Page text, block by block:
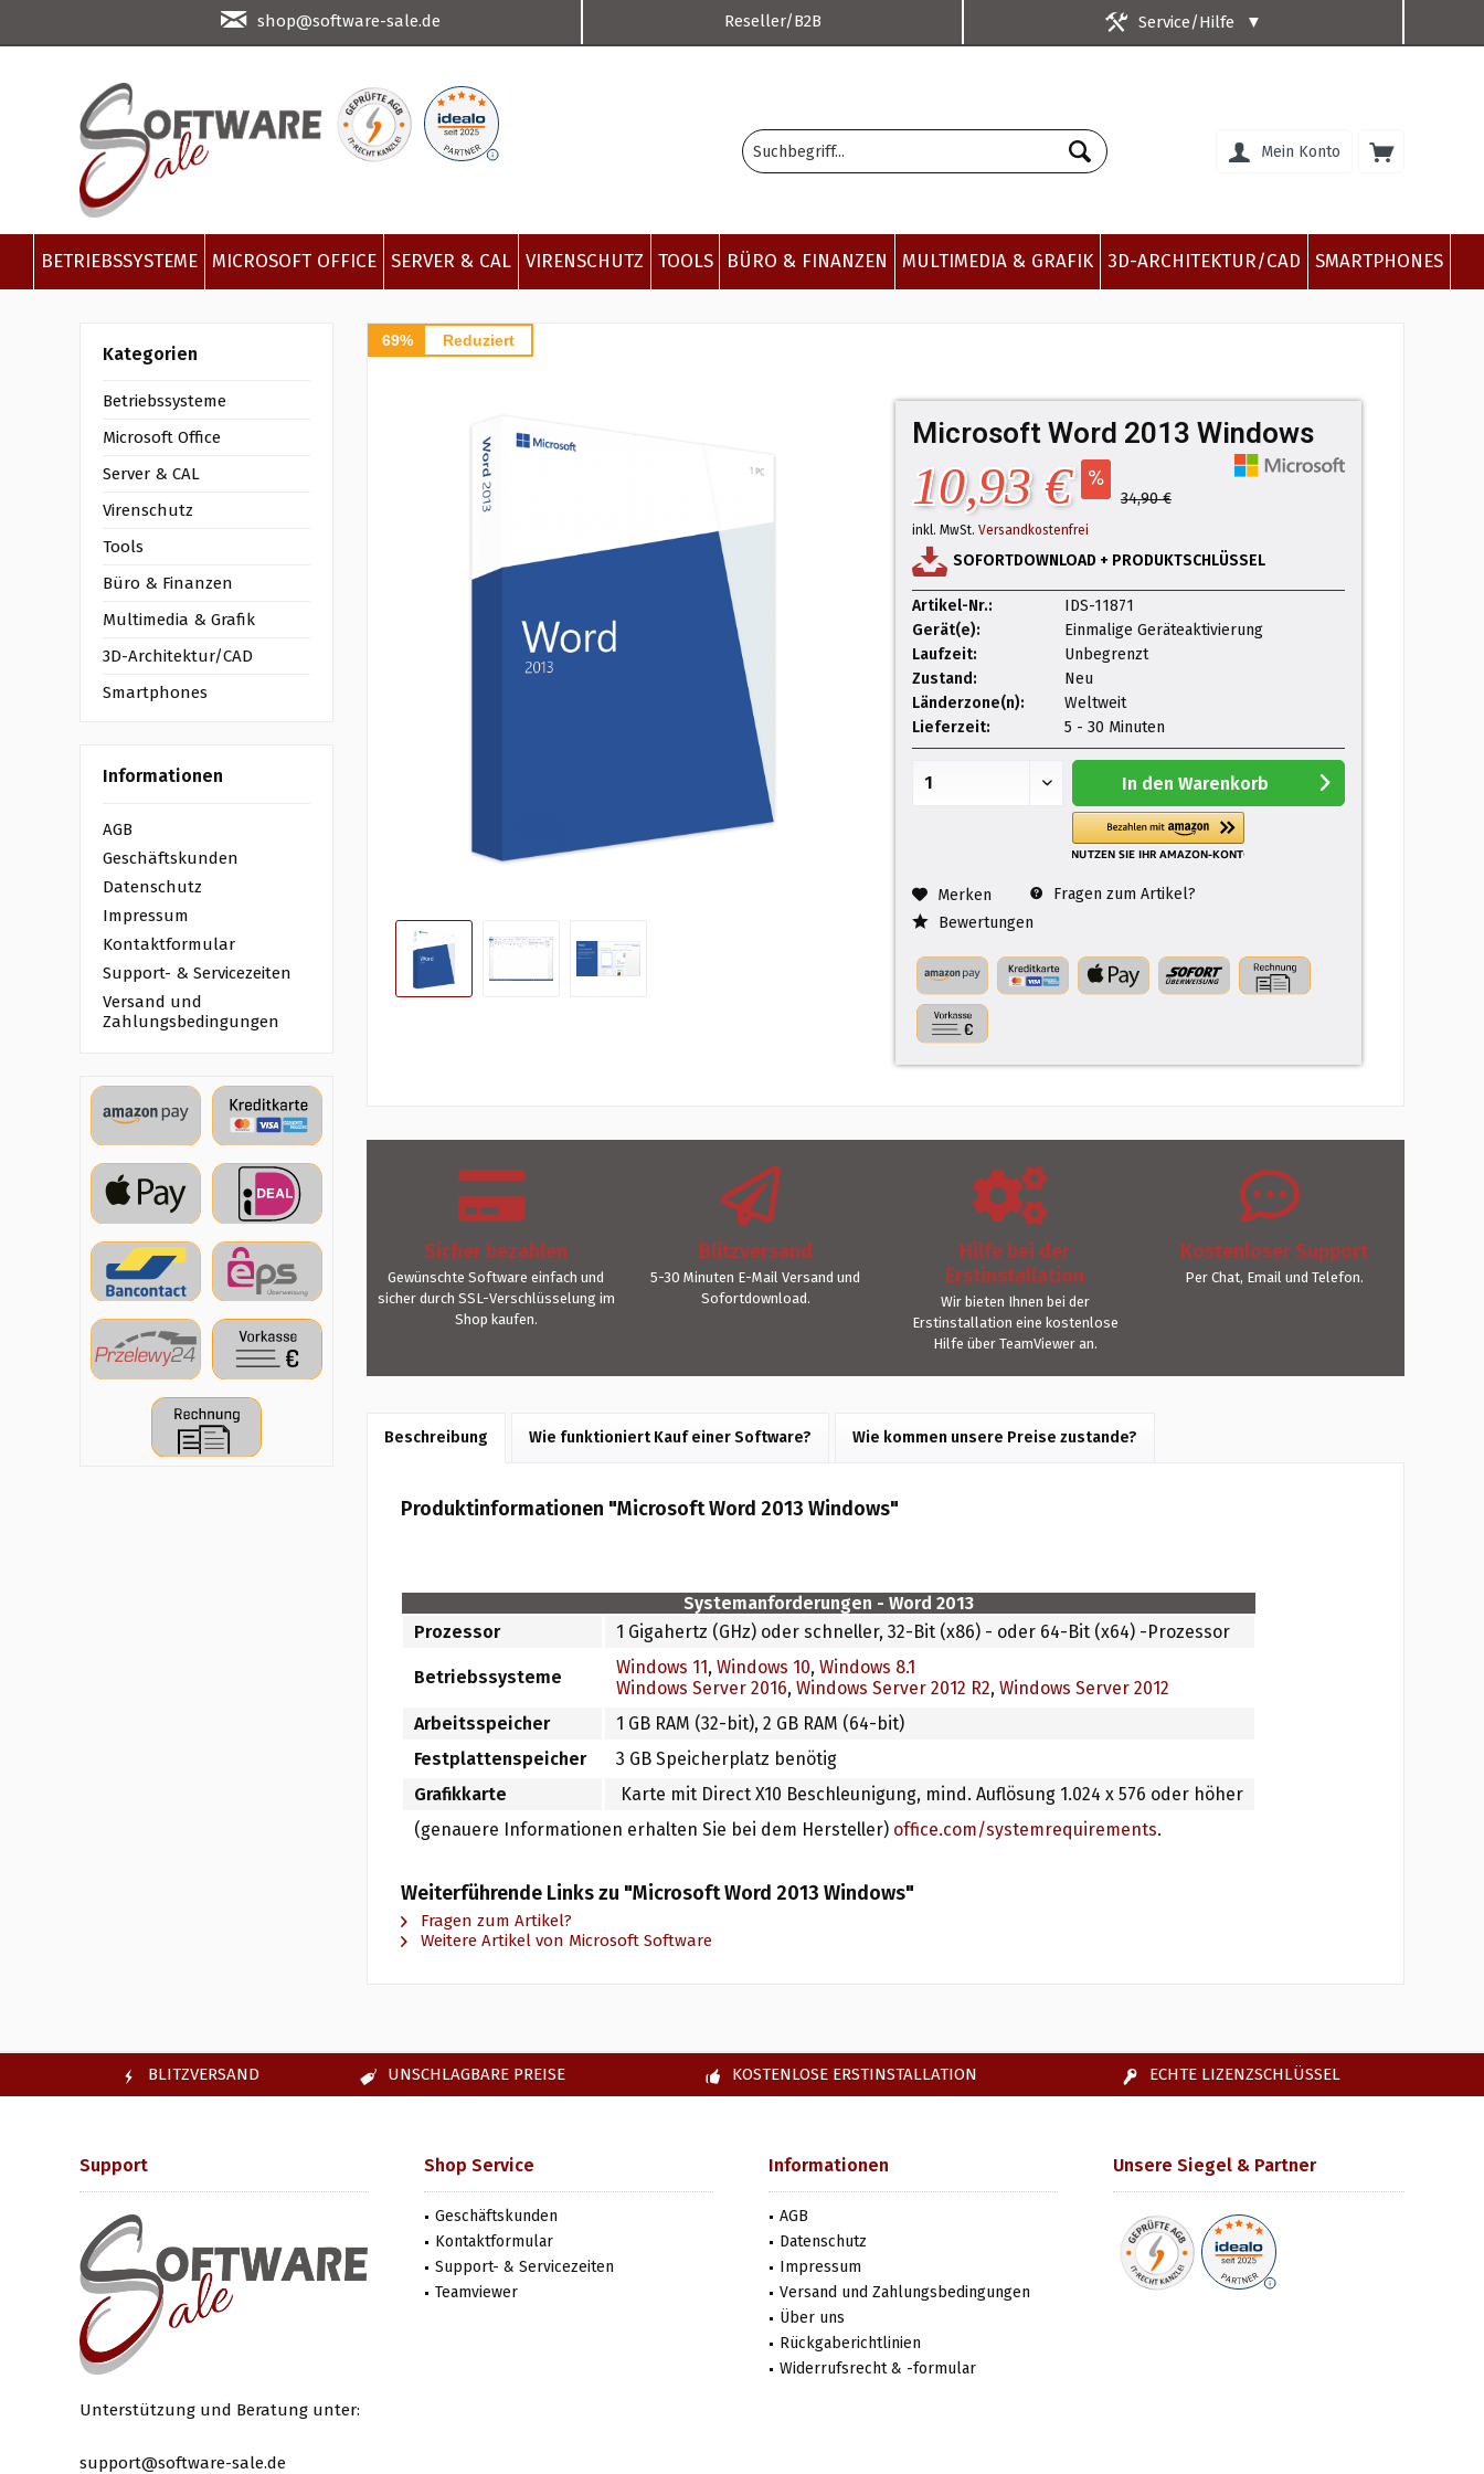
shop@software-sale.de Reseller/B2B Service/Hilfe ▼
Mein Konto
BETRIEBSSYSTEME MICROSOFT OFFICE SERVER & CAL VIRENSCHUTZ TOOLS BÜRO & FINANZEN MULTIMEDIA & GRAFIK 3D-ARCHITEKTUR/CAD SMARTPHONES
Kategorien
Betriebssysteme
Microsoft Office
Server & CAL
Virenschutz
Tools
Büro & Finanzen
Multimedia & Grafik
3D-Architektur/CAD
Smartphones
Informationen
AGB
Geschäftskunden
Datenschutz
Impressum
Kontaktformular
Support- & Servicezeiten
Versand und
Zahlungsbedingungen
69% Reduziert
Microsoft Word 2013 Windows
10,93 € 34,90 €
inkl. MwSt. Versandkostenfrei
SOFORTDOWNLOAD + PRODUKTSCHLÜSSEL
Artikel-Nr.:
IDS-11871
Gerät(e):
Einmalige Geräteaktivierung
Laufzeit:
Unbegrenzt
Zustand:
Neu
Länderzone(n):
Weltweit
Lieferzeit:
5 - 30 Minuten
In den Warenkorb
Merken
Fragen zum Artikel?
Bewertungen
Sicher bezahlen
Gewünschte Software einfach und
sicher durch SSL-Verschlüsselung im
Shop kaufen.
Blitzversand
5-30 Minuten E-Mail Versand und
Sofortdownload.
Hilfe bei der
Erstinstallation
Wir bieten Ihnen bei der
Erstinstallation eine kostenlose
Hilfe über TeamViewer an.
Kostenloser Support
Per Chat, Email und Telefon.
Beschreibung Wie funktioniert Kauf einer Software? Wie kommen unsere Preise zustande?
Produktinformationen "Microsoft Word 2013 Windows"
Systemanforderungen - Word 2013
Prozessor
1 Gigahertz (GHz) oder schneller, 32-Bit (x86) - oder 64-Bit (x64) -Prozessor
Betriebssysteme Windows 11 , Windows 10, Windows 8.1
Windows Server 2016, Windows Server 2012 R2, Windows Server 2012
Arbeitsspeicher
1 GB RAM (32-bit), 2 GB RAM (64-bit)
Festplattenspeicher
3 GB Speicherplatz benötig
Grafikkarte
Karte mit Direct X10 Beschleunigung, mind. Auflösung 1.024 x 576 oder höher
(genauere Informationen erhalten Sie bei dem Hersteller) office.com/systemrequirements.
Weiterführende Links zu "Microsoft Word 2013 Windows"
Fragen zum Artikel?
Weitere Artikel von Microsoft Software
BLITZVERSAND UNSCHLAGBARE PREISE KOSTENLOSE ERSTINSTALLATION ECHTE LIZENZSCHLÜSSEL
Support
Unterstützung und Beratung unter:
support@software-sale.de
Shop Service
Geschäftskunden
Kontaktformular
Support- & Servicezeiten
Teamviewer
Informationen
AGB
Datenschutz
Impressum
Versand und Zahlungsbedingungen
Über uns
Rückgaberichtlinien
Widerrufsrecht & -formular
Unsere Siegel & Partner